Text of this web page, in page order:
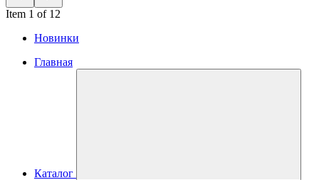
Item 1 of 12
Новинки
Главная
Каталог